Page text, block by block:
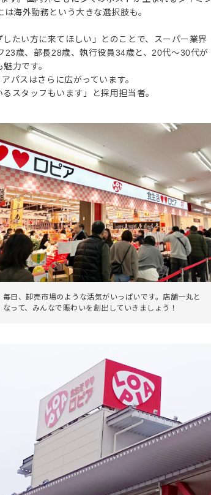
海外勤務という大きな選択肢も。
たい方に来てほしい」とのことで、スーパー業界
23歳、部長28歳、執行役員34歳と、20代〜30代が
力です。
パスはさらに広がっています。
スタッフもいます」と採用担当者。
毎日、卸売市場のような活気がいっぱいです。店舗一丸と
なって、みんなで賑わいを創出していきましょう！